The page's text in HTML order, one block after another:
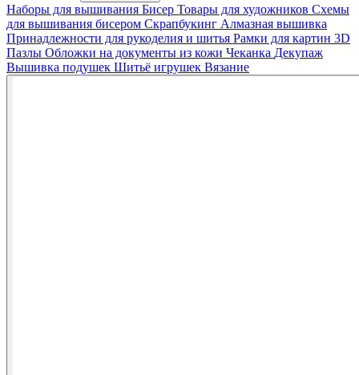
Наборы для вышивания Бисер Товары для художников Схемы
для вышивания бисером Скрапбукинг Алмазная вышивка
Принадлежности для рукоделия и шитья Рамки для картин 3D
Пазлы Обложки на документы из кожи Чеканка Декупаж
Вышивка подушек Шитьё игрушек Вязание